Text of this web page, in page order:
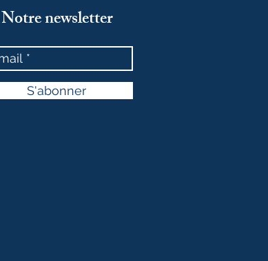
Notre newsletter
S'abonner